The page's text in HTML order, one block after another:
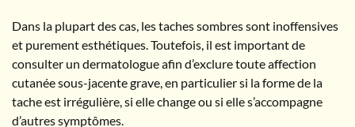
Dans la plupart des cas, les taches sombres sont inoffensives
et purement esthétiques. Toutefois, il est important de
consulter un dermatologue afin d’exclure toute affection
cutanée sous-jacente grave, en particulier si la forme de la
tache est irrégulière, si elle change ou si elle s’accompagne
d’autres symptômes.